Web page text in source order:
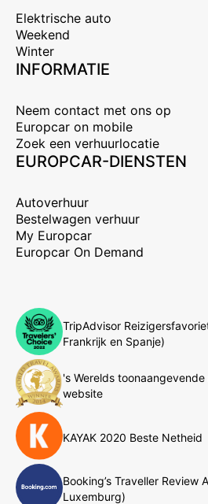
Elektrische auto
Weekend
Winter
INFORMATIE
Neem contact met ons op
Europcar on mobile
Zoek een verhuurlocatie
EUROPCAR-DIENSTEN
Autoverhuur
Bestelwagen verhuur
My Europcar
Europcar On Demand
TripAdvisor
Frankrijk en Spanje)
's Werelds
website
KAYAK 2020 Beste Netheid
Booking’s Traveller Review
Luxemburg)